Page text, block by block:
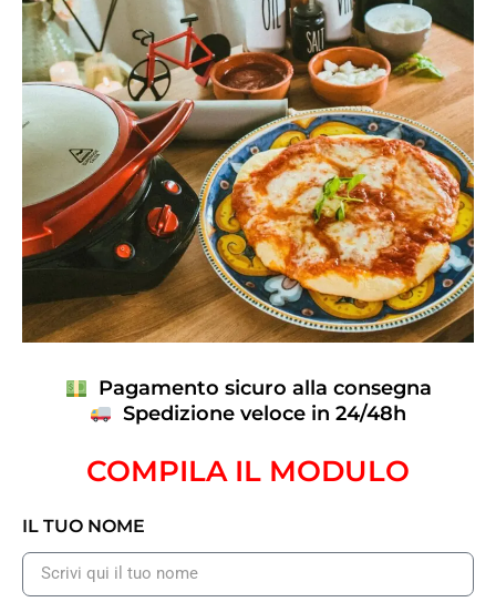
Pagamento sicuro alla consegna
Spedizione veloce in 24/48h
COMPILA IL MODULO
IL TUO NOME